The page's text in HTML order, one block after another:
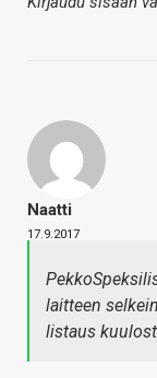
Naatti
17.9.2017
laitteen
listaus